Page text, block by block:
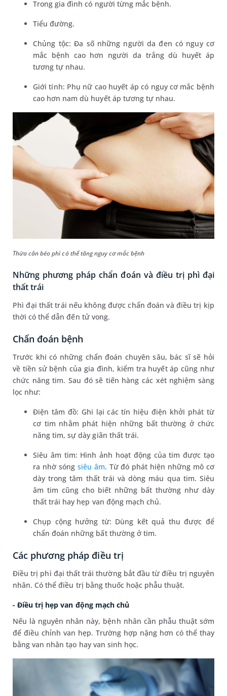
Trong gia đình có người từng mắc bệnh.
Tiểu đường.
Chủng tộc: Đa số những người da đen có nguy cơ
mắc bệnh cao hơn người da trắng dù huyết áp
tương tự nhau.
Giới tính: Phụ nữ cao huyết áp có nguy cơ mắc bệnh
cao hơn nam dù huyết áp tương tự nhau.
Thừa cân béo phì có thể tăng nguy cơ mắc bệnh
Những phương pháp chẩn đoán và điều trị phì đại
thất trái
Phì đại thất trái nếu không được chẩn đoán và điều trị kịp
thời có thể dẫn đến tử vong.
Chẩn đoán bệnh
Trước khi có những chẩn đoán chuyên sâu, bác sĩ sẽ hỏi
về tiền sử bệnh của gia đình, kiểm tra huyết áp cũng như
chức năng tim. Sau đó sẽ tiến hàng các xét nghiệm sàng
lọc như:
Điện tâm đồ: Ghi lại các tín hiệu điện khởi phát từ
cơ tim nhằm phát hiện những bất thường ở chức
năng tim, sự dày giãn thất trái.
Siêu âm tim: Hình ảnh hoạt động của tim được tạo
ra nhờ sóng siêu âm. Từ đó phát hiện những mô cơ
dày trong tâm thất trái và dòng máu qua tim. Siêu
âm tim cũng cho biết những bất thường như dày
thất trái hay hẹp van động mạch chủ.
Chụp cộng hưởng từ: Dùng kết quả thu được để
chẩn đoán những bất thường ở tim.
Các phương pháp điều trị
Điều trị phì đại thất trái thường bắt đầu từ điều trị nguyên
nhân. Có thể điều trị bằng thuốc hoặc phẫu thuật.
- Điều trị hẹp van động mạch chủ
Nếu là nguyên nhân này, bệnh nhân cần phẫu thuật sớm
để điều chỉnh van hẹp. Trường hợp nặng hơn có thể thay
bằng van nhân tạo hay van sinh học.